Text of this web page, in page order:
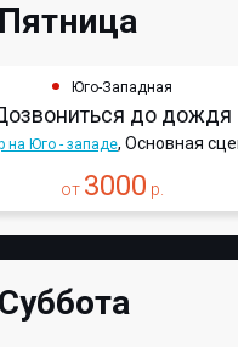
Юго-Западная
до дождя
на Юго - западе, Основная
от 3000 р.